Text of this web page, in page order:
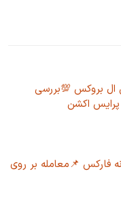
ال بروکس 💯بررسی
پرایس اکشن
فارکس 📌معامله بر روی